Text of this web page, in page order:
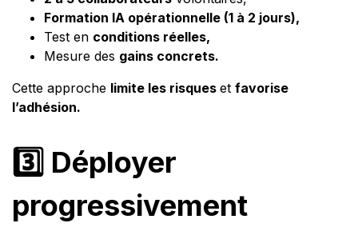
Formation IA opérationnelle (1 à 2 jours),
Test en conditions réelles,
Mesure des gains concrets.
Cette approche limite les risques et favorise
l’adhésion.
3️⃣ Déployer
progressivement